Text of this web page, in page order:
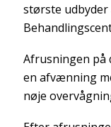
største
Afrusningen på
en afvænning
nøje